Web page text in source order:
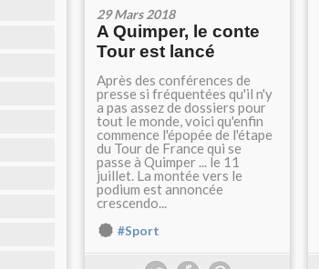
29 Mars 2018
A Quimper, le conte
Tour est lancé
Après des conférences de
presse si fréquentées qu'il n'y
a pas assez de dossiers pour
tout le monde, voici qu'enfin
commence l'épopée de l'étape
du Tour de France qui se
passe à Quimper ... le 11
juillet. La montée vers le
podium est annoncée
crescendo...
#Sport